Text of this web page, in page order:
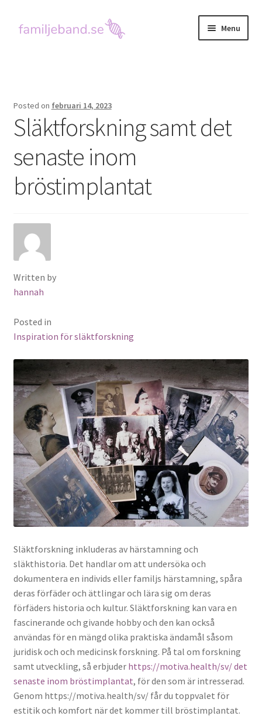
Skip
to
Skip
to
Menu
Posted on februari 14, 2023
Släktforskning samt det
senaste inom
bröstimplantat
Written by
hannah
Posted in
Inspiration för släktforskning
Släktforskning inkluderas av härstamning och
släkthistoria. Det handlar om att undersöka och
dokumentera en individs eller familjs härstamning, spåra
deras förfäder och ättlingar och lära sig om deras
förfäders historia och kultur. Släktforskning kan vara en
fascinerande och givande hobby och den kan också
användas för en mängd olika praktiska ändamål såsom
juridisk och och medicinsk forskning. På tal om forskning
samt utveckling, så erbjuder https://motiva.health/sv/ det
senaste inom bröstimplantat, för den som är intresserad.
Genom https://motiva.health/sv/ får du toppvalet för
estitik och komfort när det kommer till bröstimplantat.